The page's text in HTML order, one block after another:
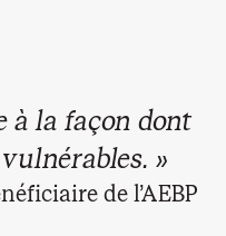
à la façon dont
»
de l’AEBP